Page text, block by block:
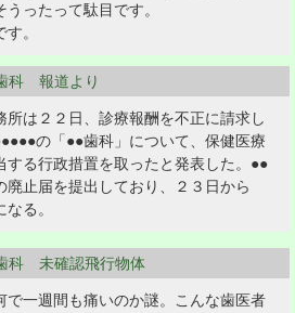
ったって駄目です。
。
科 報道より
は２２日、診療報酬を不正に請求し
の「●●歯科」について、保健医療
する行政措置を取ったと発表した。●●
止届を提出しており、２３日から
る。
科 未確認飛行物体
で一週間も痛いのか謎。こんな歯医者